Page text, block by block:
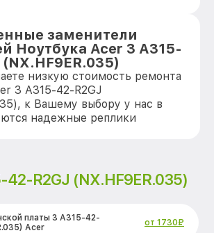
заменители
Ноутбука Acer 3 A315-
низкую стоимость ремонта
3 A315-42-R2GJ
к Вашему выбору у нас в
надежные реплики
42-R2GJ (NX.HF9ER.035)
платы 3 A315-42-
Acer
от 1730₽